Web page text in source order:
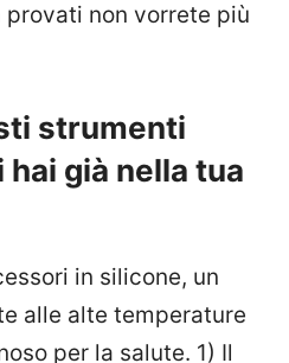
non vorrete più
strumenti
già nella tua
in silicone, un
alle alte temperature
per la salute. 1) Il